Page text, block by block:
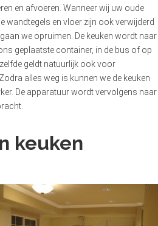
en afvoeren. Wanneer wij uw oude
wandtegels en vloer zijn ook verwijderd
we opruimen. De keuken wordt naar
geplaatste container, in de bus of op
geldt natuurlijk ook voor
alles weg is kunnen we de keuken
De apparatuur wordt vervolgens naar
keuken